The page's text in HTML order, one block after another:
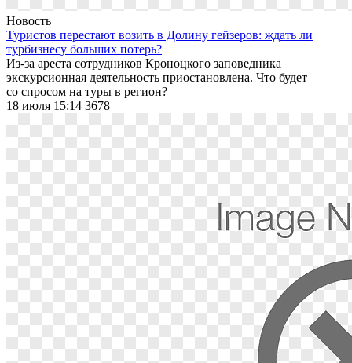
Новость
Туристов перестают возить в Долину гейзеров: ждать ли
турбизнесу больших потерь?
Из-за ареста сотрудников Кроноцкого заповедника
экскурсионная деятельность приостановлена. Что будет
со спросом на туры в регион?
18 июля 15:14 3678